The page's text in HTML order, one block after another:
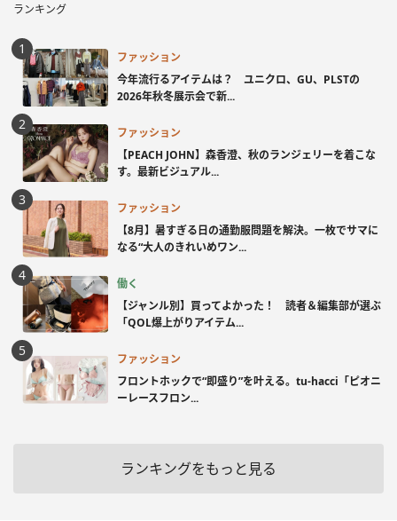
ランキング
ファッション
今年流行るアイテムは？ ユニクロ、GU、PLSTの
2026年秋冬展示会で新...
ファッション
【PEACH JOHN】森香澄、秋のランジェリーを着こな
す。最新ビジュアル...
ファッション
【8月】暑すぎる日の通勤服問題を解決。一枚でサマに
なる“大人のきれいめワン...
働く
【ジャンル別】買ってよかった！ 読者＆編集部が選ぶ
「QOL爆上がりアイテム...
ファッション
フロントホックで“即盛り”を叶える。tu-hacci「ピオニ
ーレースフロン...
ランキングをもっと見る